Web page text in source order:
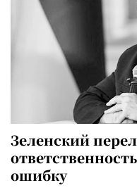
Зеленский
ошибку